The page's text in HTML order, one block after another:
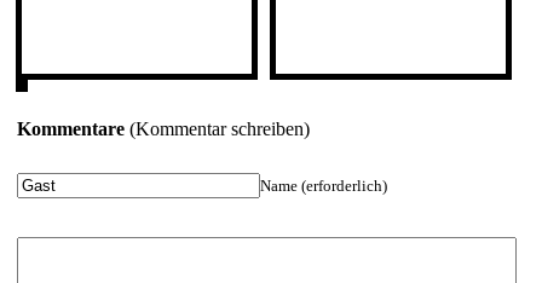
Kommentare (Kommentar schreiben)
Name (erforderlich)